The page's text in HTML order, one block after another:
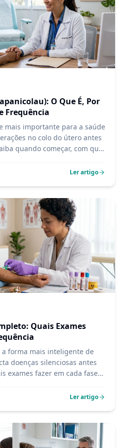
O Que É, Por
Frequência
mais importante para a saúde
no colo do útero antes
quando começar, com que
Ler artigo
Quais Exames
a forma mais inteligente de
doenças silenciosas antes
exames fazer em cada fase
Ler artigo